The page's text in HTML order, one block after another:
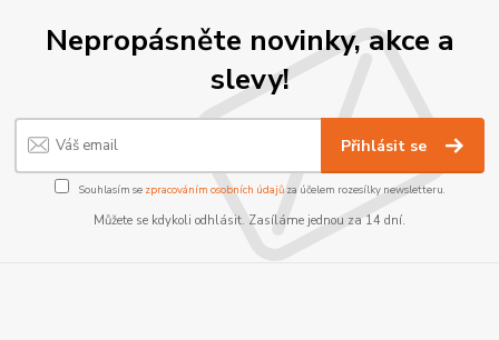
Nepropásněte novinky, akce a
slevy!
Přihlásit se
Souhlasím se zpracováním osobních údajůza účelem rozesílky newsletteru.
Můžete se kdykoli odhlásit. Zasíláme jednou za 14 dní.